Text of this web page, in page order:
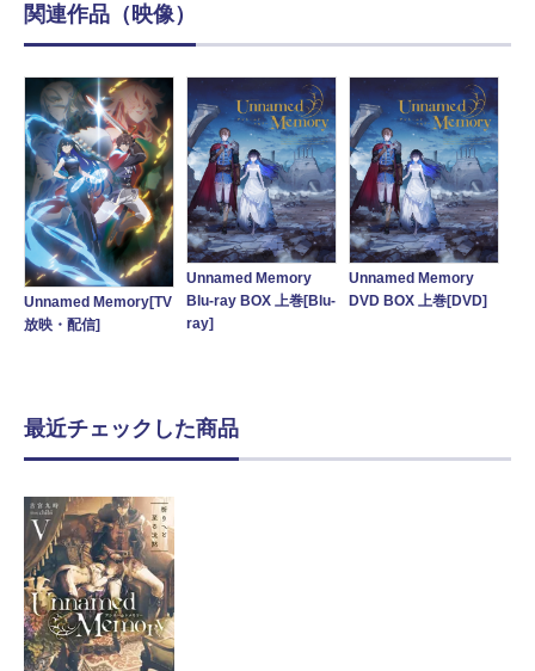
関連作品（映像）
Unnamed Memory[TV
放映・配信]
Unnamed Memory
Blu-ray BOX 上巻[Blu-
ray]
Unnamed Memory
DVD BOX 上巻[DVD]
最近チェックした商品